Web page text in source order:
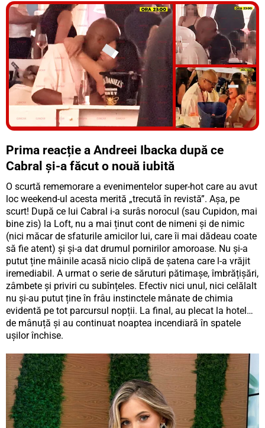
Vezi galeria foto
17 poze
Prima reacție a Andreei Ibacka după ce
Cabral și-a făcut o nouă iubită
O scurtă rememorare a evenimentelor super-hot care au avut
loc weekend-ul acesta merită „trecută în revistă”. Așa, pe
scurt! După ce lui Cabral i-a surâs norocul (sau Cupidon, mai
bine zis) la Loft, nu a mai ținut cont de nimeni și de nimic
(nici măcar de sfaturile amicilor lui, care îi mai dădeau coate
să fie atent) și și-a dat drumul pornirilor amoroase. Nu și-a
putut ține mâinile acasă nicio clipă de șatena care l-a vrăjit
iremediabil. A urmat o serie de săruturi pătimașe, îmbrățișări,
zâmbete și priviri cu subînțeles. Efectiv nici unul, nici celălalt
nu și-au putut ține în frâu instinctele mânate de chimia
evidentă pe tot parcursul nopții. La final, au plecat la hotel…
de mânuță și au continuat noaptea incendiară în spatele
ușilor închise.